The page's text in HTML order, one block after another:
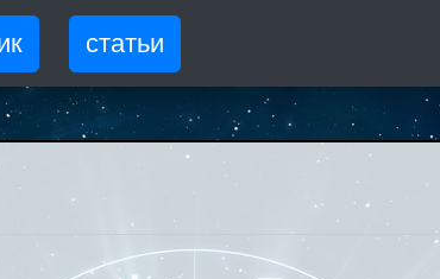
статьи